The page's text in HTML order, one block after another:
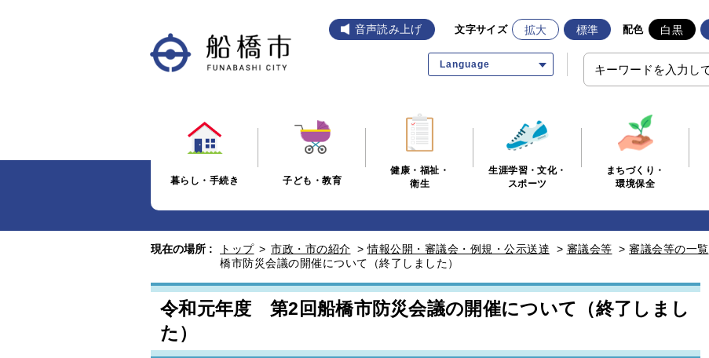
音声読み上げ 文字サイズ 拡大 標準 配色 白黒
Language
暮らし・手続き 子ども・教育
健康・福祉・
衛生
生涯学習・文化・
スポーツ
まちづくり・
環境保全
現在の場所 : トップ > 市政・市の紹介 >情報公開・審議会・例規・公示送達 > 審議会等 > 審議会等の一覧
橋市防災会議の開催について（終了しました）
令和元年度 第2回船橋市防災会議の開催について（終了しまし
た）